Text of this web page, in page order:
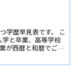
学歴早見表です。 こ
と卒業、高等学校
が西暦と和暦でご確